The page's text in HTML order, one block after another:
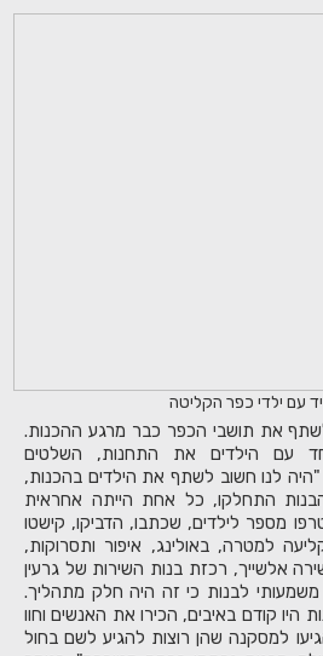
עם ילדי כפר הקליטה
את תושבי הכפר כבר מרגע ההכנות.
עם הילדים את התחנות, השלטים
לנו חשוב לשתף את הילדים בהכנות,
הבנות התחלקו, כל אחת הייתה אחראית
מספר לילדים, שכתבו, הדביקו, קישטו
למטרה, באולינג, איפור ותסרוקות,
אלשייך, רכזת בנות השירות של גרעין
לבנות כי זה היה חלק מתהליך.
היו קודם באיבים, הכירו את האנשים וחוו
למסקנה שהן רוצות להגיע לשם בחול